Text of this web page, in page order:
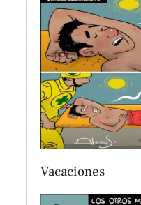
Vacaciones